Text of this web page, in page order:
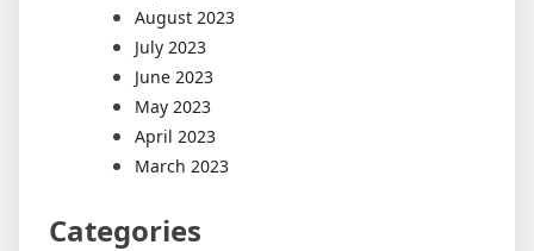
August 2023
July 2023
June 2023
May 2023
April 2023
March 2023
Categories